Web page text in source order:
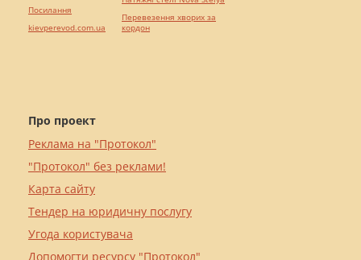
Про проект
Реклама на "Протокол"
"Протокол" без реклами!
Карта сайту
Тендер на юридичну послугу
Угода користувача
Допомогти ресурсу "Протокол"
Посилання
kievperevod.com.ua
Перевезення хворих за
кордон